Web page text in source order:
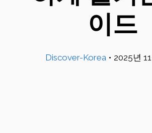
이드
Discover-Korea • 2025년